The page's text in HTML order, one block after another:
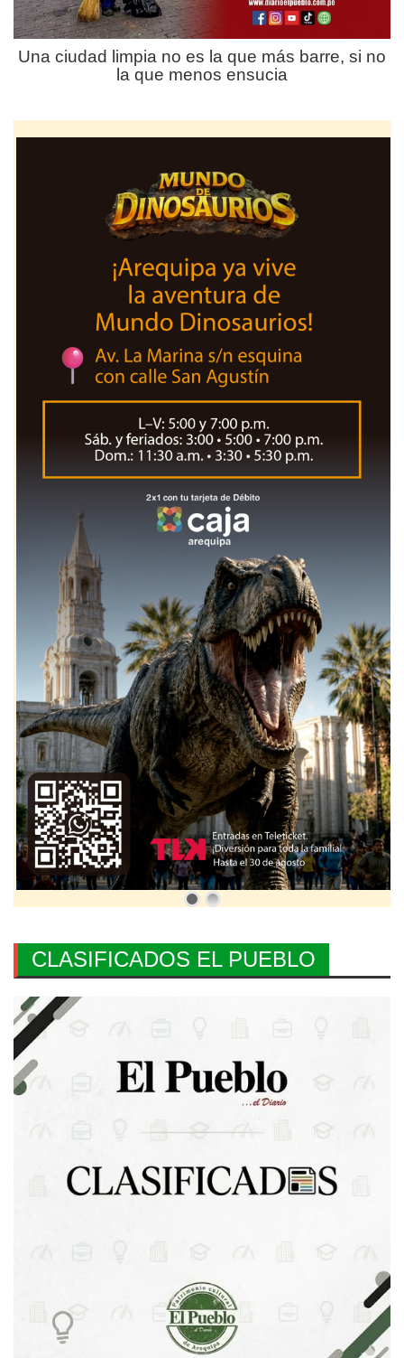
Una ciudad limpia no es la que más barre, si no
la que menos ensucia
CLASIFICADOS EL PUEBLO